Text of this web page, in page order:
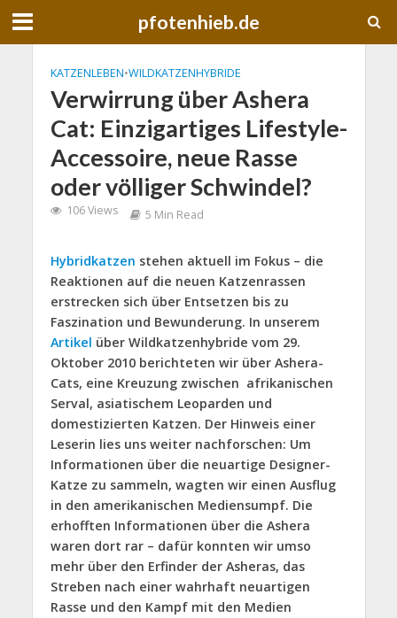
pfotenhieb.de
KATZENLEBEN•WILDKATZENHYBRIDE
Verwirrung über Ashera
Cat: Einzigartiges Lifestyle-
Accessoire, neue Rasse
oder völliger Schwindel?
106 Views 5 Min Read
Hybridkatzen stehen aktuell im Fokus – die
Reaktionen auf die neuen Katzenrassen
erstrecken sich über Entsetzen bis zu
Faszination und Bewunderung. In unserem
Artikel über Wildkatzenhybride vom 29.
Oktober 2010 berichteten wir über Ashera-
Cats, eine Kreuzung zwischen afrikanischen
Serval, asiatischem Leoparden und
domestizierten Katzen. Der Hinweis einer
Leserin lies uns weiter nachforschen: Um
Informationen über die neuartige Designer-
Katze zu sammeln, wagten wir einen Ausflug
in den amerikanischen Mediensumpf. Die
erhofften Informationen über die Ashera
waren dort rar – dafür konnten wir umso
mehr über den Erfinder der Asheras, das
Streben nach einer wahrhaft neuartigen
Rasse und den Kampf mit den Medien